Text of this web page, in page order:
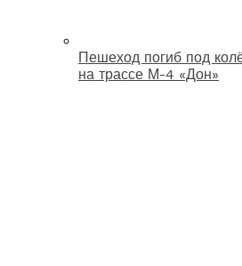
Пешеход погиб под
на трассе М-4 «Дон»